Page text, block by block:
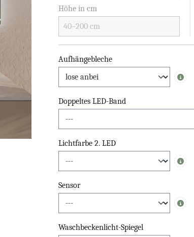
Höhe in cm
Aufhängebleche
Info
Doppeltes LED-Band
Lichtfarbe 2. LED
Info
Sensor
Info
Waschbeckenlicht-Spiegel